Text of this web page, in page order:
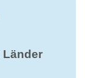
Länder